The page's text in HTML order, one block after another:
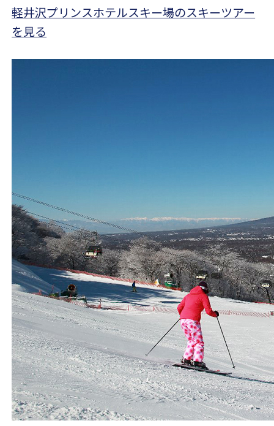
軽井沢プリンスホテルスキー場のスキーツアー
を見る